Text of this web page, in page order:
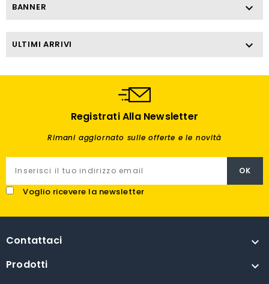
BANNER 
ULTIMI ARRIVI 
Registrati Alla Newsletter
Rimani aggiornato sulle offerte e le novità
Voglio ricevere la newsletter
Contattaci 
Prodotti 